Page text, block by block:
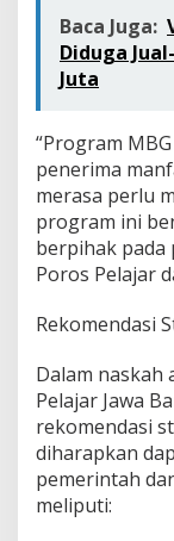
Baca Juga:
Diduga
Juta
“Program
penerima
merasa perlu
program ini
berpihak pada
Poros Pelajar
Rekomendasi
Dalam naskah
Pelajar Jawa
rekomendasi
diharapkan
pemerintah
meliputi: